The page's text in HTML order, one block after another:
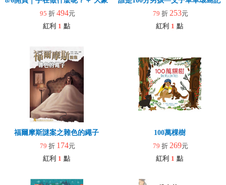
95 折 494元
紅利 1 點
79 折 253元
紅利 1 點
福爾摩斯謎案之雜色的繩子
79 折 174元
紅利 1 點
100萬棵樹
79 折 269元
紅利 1 點